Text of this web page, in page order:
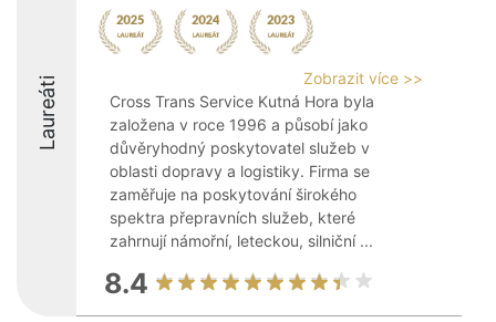
Laureáti
Zobrazit více >>
Cross Trans Service Kutná Hora byla
založena v roce 1996 a působí jako
důvěryhodný poskytovatel služeb v
oblasti dopravy a logistiky. Firma se
zaměřuje na poskytování širokého
spektra přepravních služeb, které
zahrnují námořní, leteckou, silniční ...
8.4